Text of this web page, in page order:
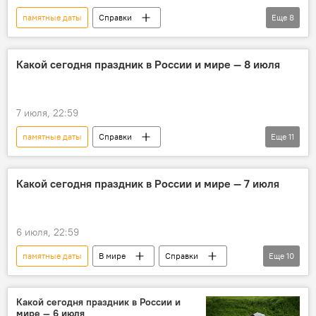
памятные даты
Справки
Этот день в истории
Какой сегодня праздник
персоны
Еще 8
Какой сегодня праздник в России и мире — 8 июля
7 июля, 22:59
памятные даты
Справки
Этот день в истории
Какой сегодня праздник
История
Еще 11
Какой сегодня праздник в России и мире — 7 июля
6 июля, 22:59
памятные даты В мире
Справки
Какой сегодня праздник
Народный календарь
Еще 10
Какой сегодня праздник в России и
мире — 6 июля